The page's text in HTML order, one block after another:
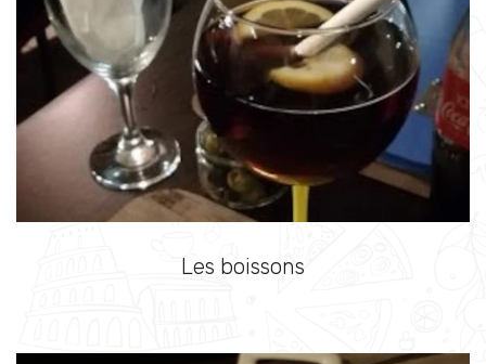
Les boissons